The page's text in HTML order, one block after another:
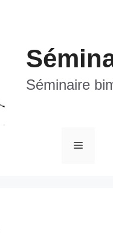
Séminaire
Menu